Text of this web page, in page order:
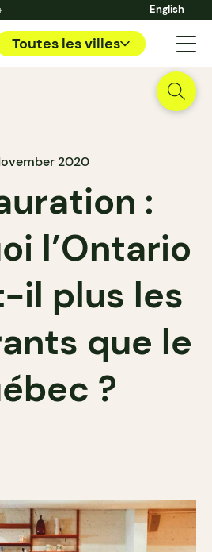
English
Toutes les villes
2020
:
l’Ontario
il plus les
que le
?